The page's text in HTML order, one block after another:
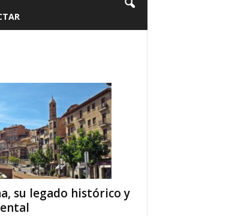
su legado histórico y